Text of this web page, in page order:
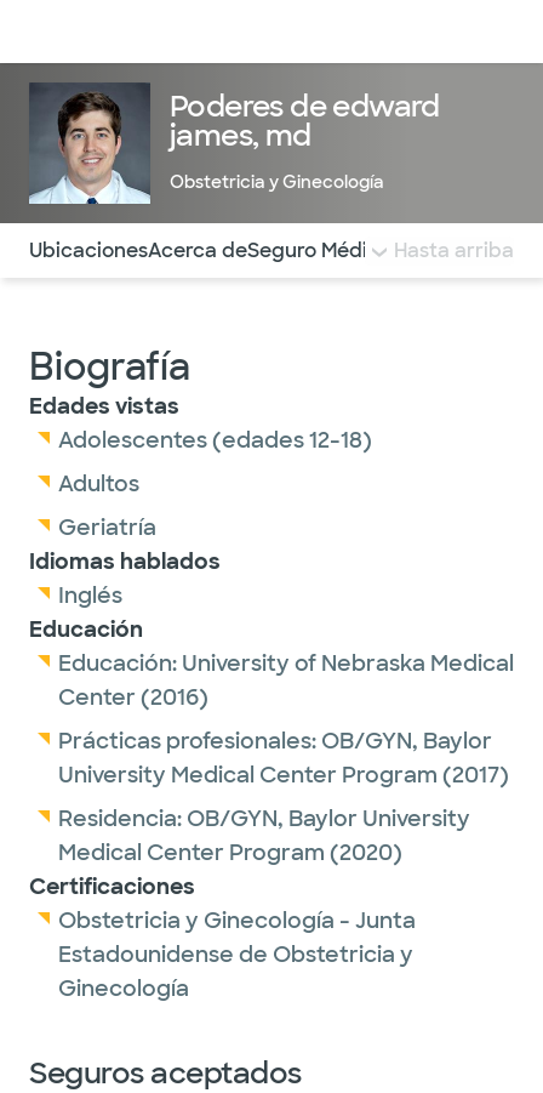
Poderes de edward
james, md
Obstetricia y Ginecología
Utilice esta navegación para saltar rápidamente a
UbicacionesAcerca deSeguro Médico COMENTARIOS
Hasta arriba
Biografía
Edades vistas
Adolescentes (edades 12-18)
Adultos
Geriatría
Idiomas hablados
Inglés
Educación
Educación: University of Nebraska Medical
Center (2016)
Prácticas profesionales: OB/GYN, Baylor
University Medical Center Program (2017)
Residencia: OB/GYN, Baylor University
Medical Center Program (2020)
Certificaciones
Obstetricia y Ginecología - Junta
Estadounidense de Obstetricia y
Ginecología
Seguros aceptados